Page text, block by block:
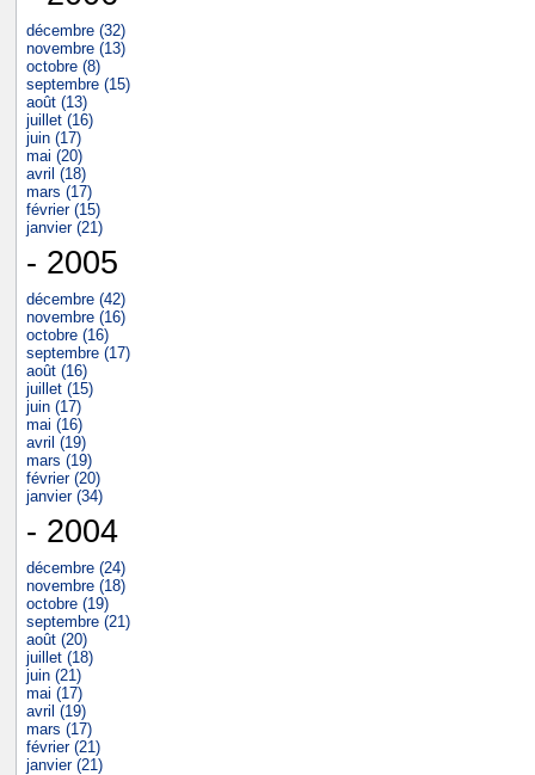
décembre (32)
novembre (13)
octobre (8)
septembre (15)
août (13)
juillet (16)
juin (17)
mai (20)
avril (18)
mars (17)
février (15)
janvier (21)
- 2005
décembre (42)
novembre (16)
octobre (16)
septembre (17)
août (16)
juillet (15)
juin (17)
mai (16)
avril (19)
mars (19)
février (20)
janvier (34)
- 2004
décembre (24)
novembre (18)
octobre (19)
septembre (21)
août (20)
juillet (18)
juin (21)
mai (17)
avril (19)
mars (17)
février (21)
janvier (21)